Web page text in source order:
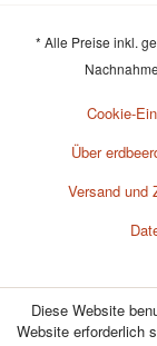
* Alle Preise inkl.
Cookie-
Über
Versand und
Diese Website
Website erforderlich